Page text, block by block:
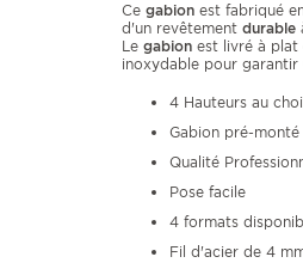
Ce gabion est fabriqué
d'un revêtement durable
Le gabion est livré à plat
inoxydable pour garantir
4 Hauteurs au
Gabion pré-
Qualité
Pose facile
4 formats
Fil d'acier de 4